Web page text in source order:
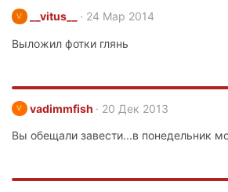
V __vitus__ 24 Мар 2014
Выложил фотки глянь
V vadimmfish 20 Дек 2013
Вы обещали завести...в понедельник